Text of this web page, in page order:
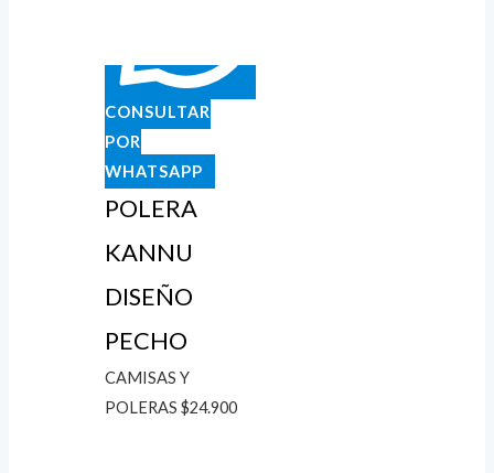
CONSULTAR
POR
WHATSAPP
POLERA
KANNU
DISEÑO
PECHO
CAMISAS Y
POLERAS$24.900